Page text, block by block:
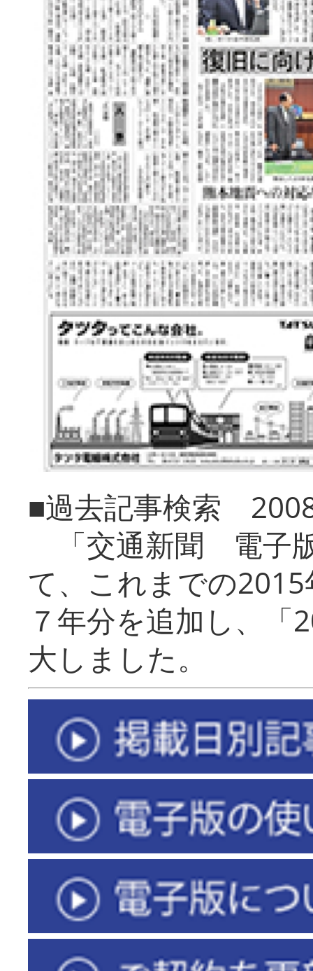
■過去記事検索
「交通新聞 電子
て、これまでの
７年分を追加し、「
大しまし